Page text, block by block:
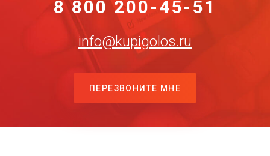
8 800 200-45-51
info@kupigolos.ru
ПЕРЕЗВОНИТЕ МНЕ